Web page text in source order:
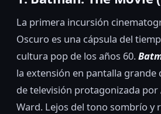
La primera incursión
Oscuro es una cápsula del
cultura pop de los años 60.
la extensión en pantalla grande
de televisión protagonizada por
Ward. Lejos del tono sombrío y